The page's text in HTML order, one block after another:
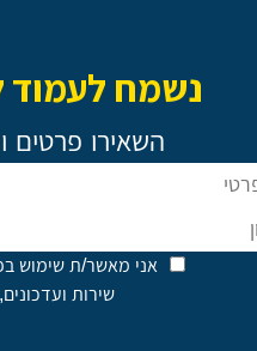
נשמח לעמוד
השאירו פרטים
אני מאשר/ת שימוש
שירות